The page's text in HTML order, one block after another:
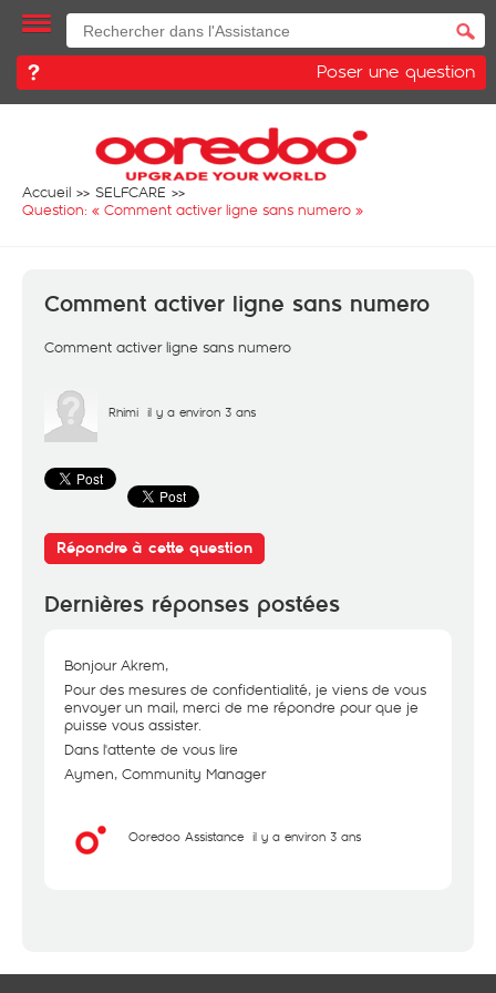
Poser une question
Accueil
SELFCARE
Question: « Comment activer ligne sans numero »
Comment activer ligne sans numero
Comment activer ligne sans numero
Rhimi il y a environ 3 ans
Répondre à cette question
Dernières réponses postées
Bonjour Akrem,
Pour des mesures de confidentialité, je viens de vous
envoyer un mail, merci de me répondre pour que je
puisse vous assister.
Dans l'attente de vous lire
Aymen, Community Manager
Ooredoo Assistance il y a environ 3 ans